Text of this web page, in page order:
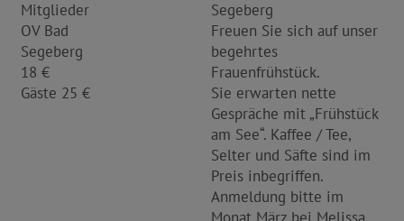
Mitglieder
OV Bad
Segeberg
18 €
Gäste 25 €
Segeberg
Freuen Sie sich auf unser
begehrtes
Frauenfrühstück.
Sie erwarten nette
Gespräche mit „Frühstück
am See“. Kaffee / Tee,
Selter und Säfte sind im
Preis inbegriffen.
Anmeldung bitte im